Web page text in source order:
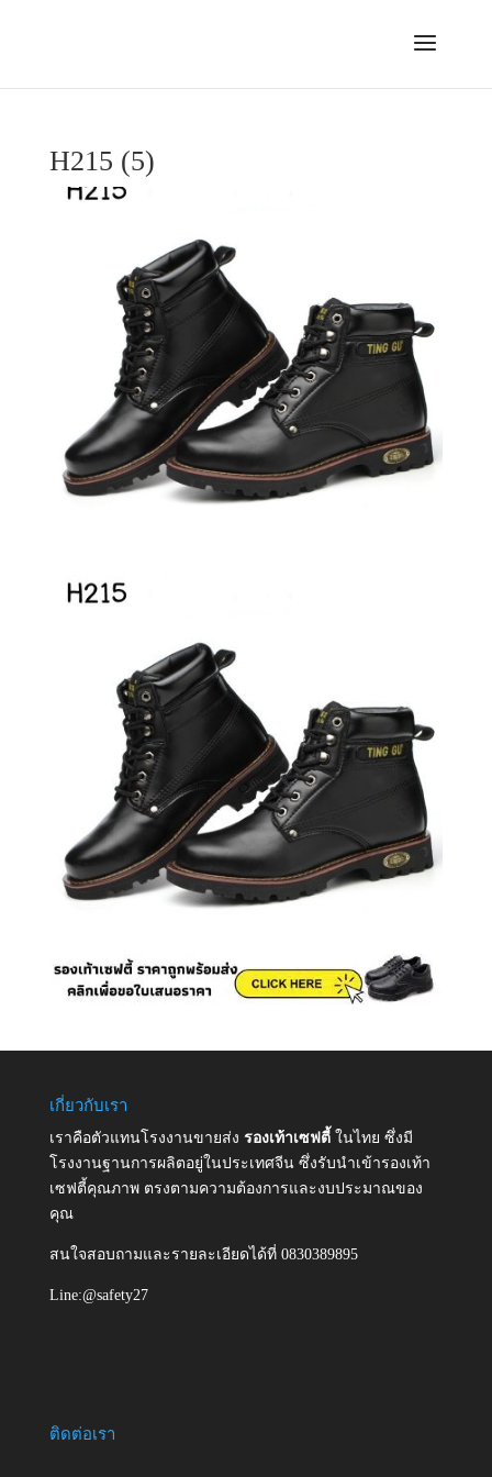
H215 (5)
เกี่ยวกับเรา
เราคือตัวแทนโรงงานขายส่ง รองเท้าเซฟตี้ ในไทย ซึ่งมี
โรงงานฐานการผลิตอยู่ในประเทศจีน ซึ่งรับนำเข้ารองเท้า
เซฟตี้คุณภาพ ตรงตามความต้องการและงบประมาณของ
คุณ
สนใจสอบถามและรายละเอียดได้ที่ 0830389895
Line:@safety27
ติดต่อเรา